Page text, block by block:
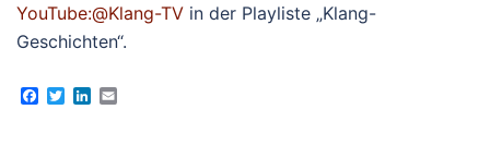
YouTube:@Klang-TV in der Playliste „Klang-
Geschichten“.
Facebook
TwitterLinkedIn